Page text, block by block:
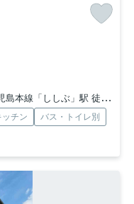
島本線「ししぶ」駅 徒歩15分
ッチン
バス・トイレ別